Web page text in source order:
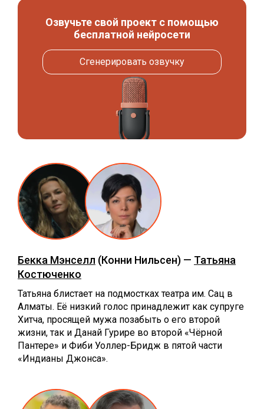
Озвучьте свой проект с помощью
бесплатной нейросети
Сгенерировать озвучку
Бекка Мэнселл (Конни Нильсен) — Татьяна
Костюченко
Татьяна блистает на подмостках театра им. Сац в
Алматы. Её низкий голос принадлежит как супруге
Хитча, просящей мужа позабыть о его второй
жизни, так и Данай Гурире во второй «Чёрной
Пантере» и Фиби Уоллер-Бридж в пятой части
«Индианы Джонса».